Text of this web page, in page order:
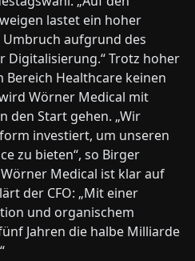
lastet ein hoher
aufgrund des
Digitalisierung.“ Trotz hoher
Healthcare keinen
Wörner Medical mit
den Start gehen. „Wir
investiert, um unseren
zu bieten“, so Birger
Medical ist klar auf
der CFO: „Mit einer
und organischem
Jahren die halbe Milliarde